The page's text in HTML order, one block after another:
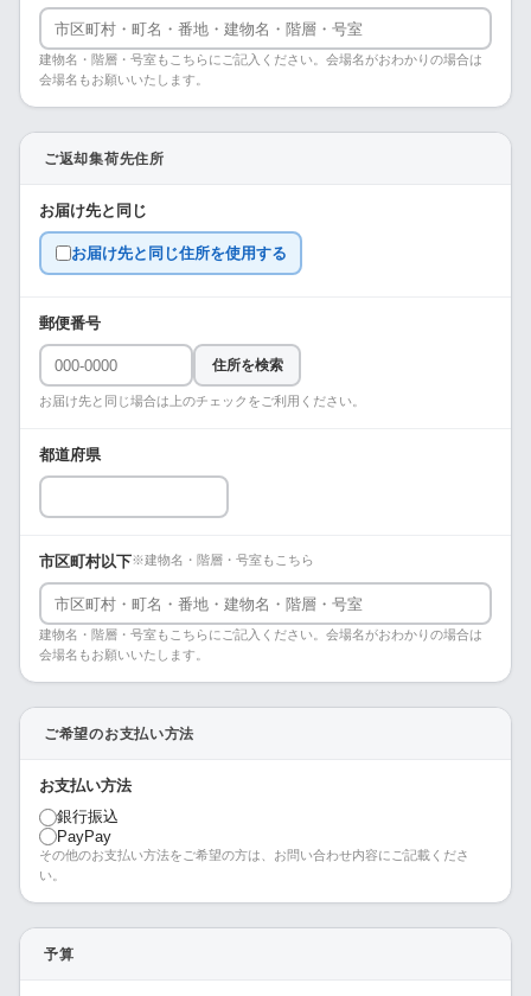
建物名・階層・号室もこちらにご記入ください。会場名がおわかりの場合は
会場名もお願いいたします。
ご返却集荷先住所
お届け先と同じ
お届け先と同じ住所を使用する
郵便番号
住所を検索
お届け先と同じ場合は上のチェックをご利用ください。
都道府県
市区町村以下※建物名・階層・号室もこちら
建物名・階層・号室もこちらにご記入ください。会場名がおわかりの場合は
会場名もお願いいたします。
ご希望のお支払い方法
お支払い方法
銀行振込
PayPay
その他のお支払い方法をご希望の方は、お問い合わせ内容にご記載くださ
い。
予算